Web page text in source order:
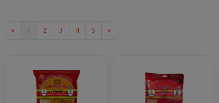
« 1 2 3 4 5 »Son